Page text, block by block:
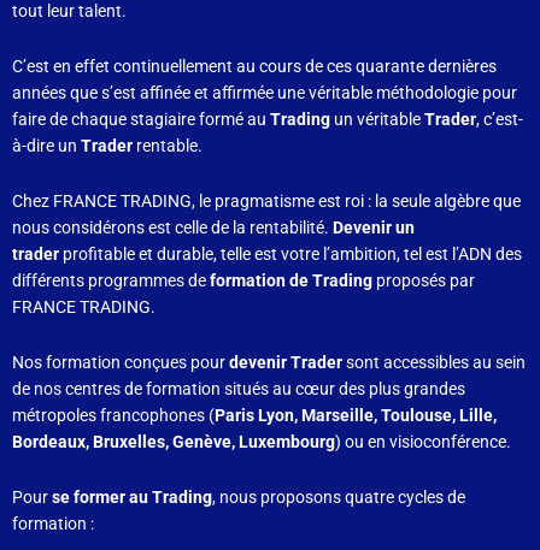
tout leur talent.
C’est en effet continuellement au cours de ces quarante dernières
années que s’est affinée et affirmée une véritable méthodologie pour
faire de chaque stagiaire formé au Trading un véritableTrader, c’est-
à-dire un Trader rentable.
Chez FRANCE TRADING, le pragmatisme est roi : la seule algèbre que
nous considérons est celle de la rentabilité. Devenir un
trader profitable et durable, telle est votre l’ambition, tel est l’ADN des
différents programmes deformation de Trading proposés par
FRANCE TRADING.
Nos formation conçues pourdevenir Tradersont accessibles au sein
de nos centres de formation situés au cœur des plus grandes
métropoles francophones (Paris Lyon, Marseille, Toulouse, Lille,
Bordeaux, Bruxelles, Genève, Luxembourg) ou en visioconférence.
Pourse former au Trading, nous proposons quatrecycles de
formation :